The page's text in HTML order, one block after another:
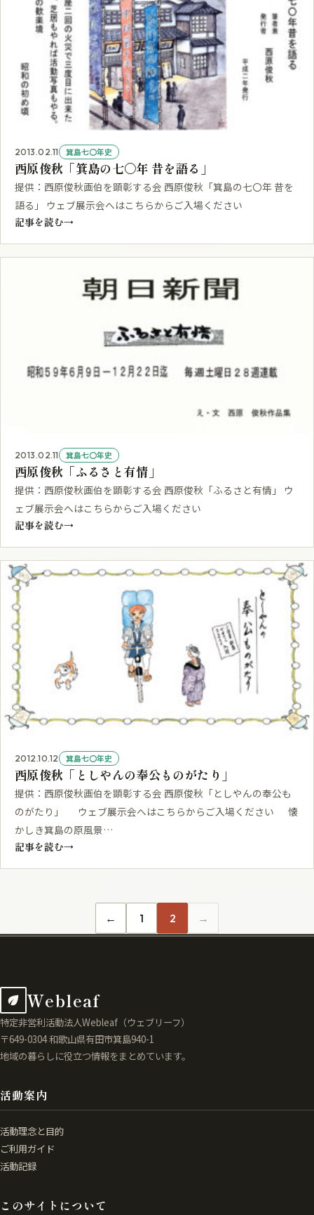
2013.02.11 箕島七〇年史
西原俊秋「箕島の七〇年 昔を語る」
提供：西原俊秋画伯を顕彰する会 西原俊秋「箕島の七〇年 昔を
語る」 ウェブ展示会へはこちらからご入場ください
記事を読む→
2013.02.11 箕島七〇年史
西原俊秋「ふるさと有情」
提供：西原俊秋画伯を顕彰する会 西原俊秋「ふるさと有情」 ウ
ェブ展示会へはこちらからご入場ください
記事を読む→
2012.10.12 箕島七〇年史
西原俊秋「としやんの奉公ものがたり」
提供：西原俊秋画伯を顕彰する会 西原俊秋「としやんの奉公も
のがたり」 ウェブ展示会へはこちらからご入場ください 懐
かしき箕島の原風景…
記事を読む→
← 1 2 →
Webleaf
特定非営利活動法人Webleaf（ウェブリーフ）
〒649-0304 和歌山県有田市箕島940-1
地域の暮らしに役立つ情報をまとめています。
活動案内
活動理念と目的
ご利用ガイド
活動記録
このサイトについて